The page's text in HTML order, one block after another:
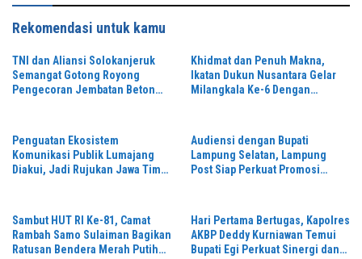
Rekomendasi untuk kamu
TNI dan Aliansi Solokanjeruk
Semangat Gotong Royong
Pengecoran Jembatan Beton
Khidmat dan Penuh Makna,
Ikatan Dukun Nusantara Gelar
Milangkala Ke-6 Dengan
Penguatan Ekosistem
Komunikasi Publik Lumajang
Diakui, Jadi Rujukan Jawa Timur
Audiensi dengan Bupati
Lampung Selatan, Lampung
Post Siap Perkuat Promosi
Sambut HUT RI Ke-81, Camat
Rambah Samo Sulaiman Bagikan
Ratusan Bendera Merah Putih
Hari Pertama Bertugas, Kapolres
AKBP Deddy Kurniawan Temui
Bupati Egi Perkuat Sinergi dan